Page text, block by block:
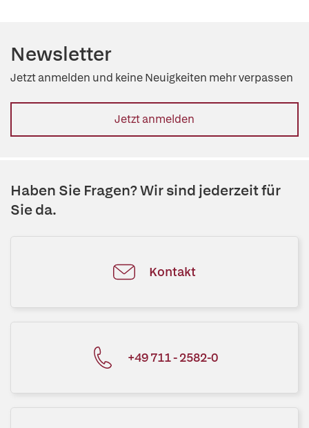
Newsletter
Jetzt anmelden und keine Neuigkeiten mehr verpassen
Jetzt anmelden
Haben Sie Fragen? Wir sind jederzeit für
Sie da.
Kontakt
+49 711 - 2582-0